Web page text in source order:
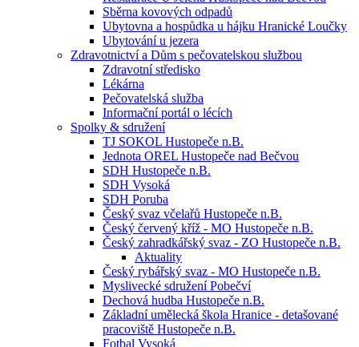
Sběrna kovových odpadů
Ubytovna a hospůdka u hájku Hranické Loučky
Ubytování u jezera
Zdravotnictví a Dům s pečovatelskou službou
Zdravotní středisko
Lékárna
Pečovatelská služba
Informační portál o lécích
Spolky & sdružení
TJ SOKOL Hustopeče n.B.
Jednota OREL Hustopeče nad Bečvou
SDH Hustopeče n.B.
SDH Vysoká
SDH Poruba
Český svaz včelařů Hustopeče n.B.
Český červený kříž - MO Hustopeče n.B.
Český zahradkářský svaz - ZO Hustopeče n.B.
Aktuality
Český rybářský svaz - MO Hustopeče n.B.
Myslivecké sdružení Pobečví
Dechová hudba Hustopeče n.B.
Základní umělecká škola Hranice - detašované
pracoviště Hustopeče n.B.
Fotbal Vysoká